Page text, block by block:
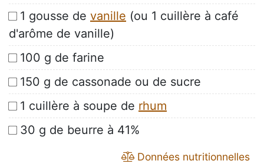
1 gousse de vanille (ou 1 cuillère à café
d'arôme de vanille)
100 g de farine
150 g de cassonade ou de sucre
1 cuillère à soupe de rhum
30 g de beurre à 41%
Données nutritionnelles